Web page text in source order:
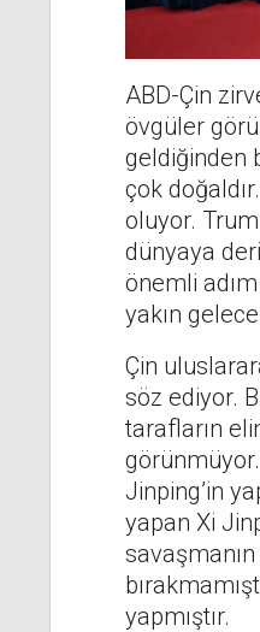
ABD-Çin
övgüler
geldiğinden
çok
oluyor.
dünyaya
önemli
yakın
Çin
söz ediyor.
tarafların
Jinping’in
yapan Xi
savaşmanın
yapmıştır.